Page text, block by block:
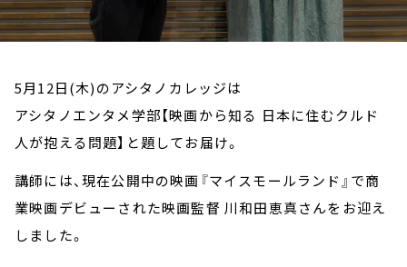
5月12日(木)のアシタノカレッジは
アシタノエンタメ学部【映画から知る 日本に住むクルド
人が抱える問題】と題してお届け。
講師には、現在公開中の映画『マイスモールランド』で商
業映画デビューされた映画監督 川和田恵真さんをお迎え
しました。